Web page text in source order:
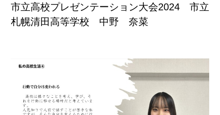
市立高校プレゼンテーション大会2024 市立
札幌清田高等学校 中野 奈菜